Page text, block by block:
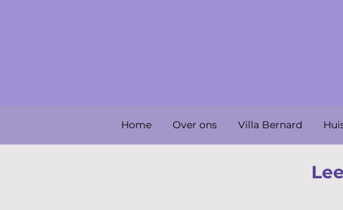
Home Over ons Villa Bernard